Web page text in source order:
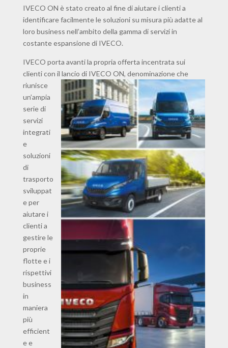
IVECO ON è stato creato al fine di aiutare i clienti a
identificare facilmente le soluzioni su misura più adatte al
loro business nell’ambito della gamma di servizi in
costante espansione di IVECO.
IVECO porta avanti la propria offerta incentrata sui
clienti con il lancio di IVECO ON, denominazione che
riunisce
un’ampia
serie di
servizi
integrati
e
soluzioni
di
trasporto
sviluppat
e per
aiutare i
clienti a
gestire le
proprie
flotte e i
rispettivi
business
in
maniera
più
efficient
e e